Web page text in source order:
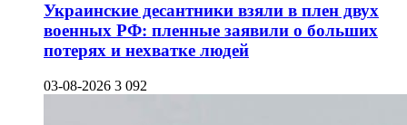
Украинские десантники взяли в плен двух
военных РФ: пленные заявили о больших
потерях и нехватке людей
03-08-2026 3 092